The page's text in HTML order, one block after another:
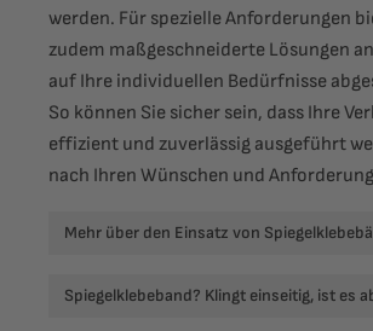
werden. Für spezielle Anforderungen
zudem maßgeschneiderte Lösungen
auf Ihre individuellen Bedürfnisse
So können Sie sicher sein, dass Ihre
effizient und zuverlässig ausgeführt
nach Ihren Wünschen und
Mehr über den Einsatz von
Spiegelklebeband? Klingt einseitig, ist es